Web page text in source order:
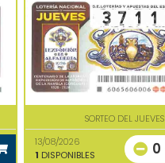
SORTEO DEL JUEVES
13/08/2026
1 DISPONIBLES 0